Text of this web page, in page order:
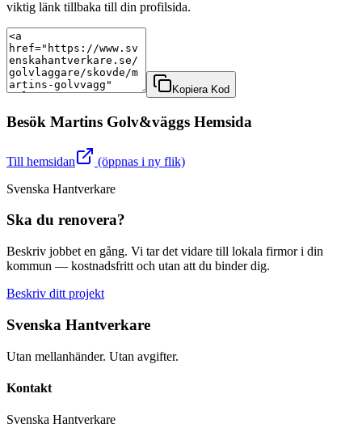
viktig länk tillbaka till din profilsida.
Kopiera Kod
Besök Martins Golv&väggs Hemsida
Till hemsidan
(öppnas i ny flik)
Svenska Hantverkare
Ska du renovera?
Beskriv jobbet en gång. Vi tar det vidare till lokala firmor i din
kommun — kostnadsfritt och utan att du binder dig.
Beskriv ditt projekt
Svenska Hantverkare
Utan mellanhänder. Utan avgifter.
Kontakt
Svenska Hantverkare